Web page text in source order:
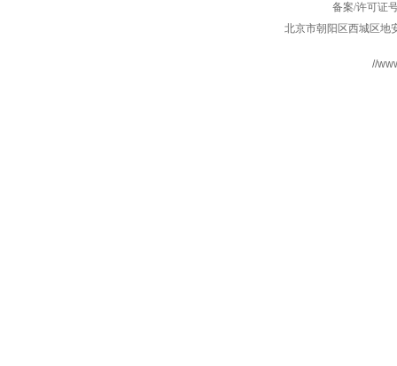
备案/许可证
北京市朝阳区西城区地
//